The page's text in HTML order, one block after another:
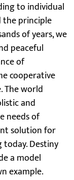
to individual
the principle
of years, we
peaceful
of
cooperative
The world
and
needs of
solution for
Destiny
a model
example.